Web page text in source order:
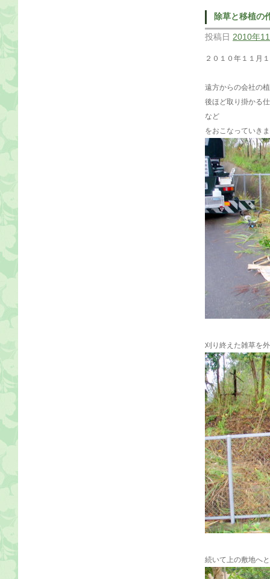
除草と移植の
投稿日 2010年
２０１０年１１
遠方からの会社の
後ほど取り掛かる
など
をおこなっていき
刈り終えた雑草を
続いて上の敷地へ